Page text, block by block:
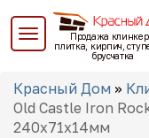
Перейти
основному
Продажа
плитка, кирпич,
брусчатка
Вы
здесь
Красный Дом »
Old Castle Iron
240x71x14мм